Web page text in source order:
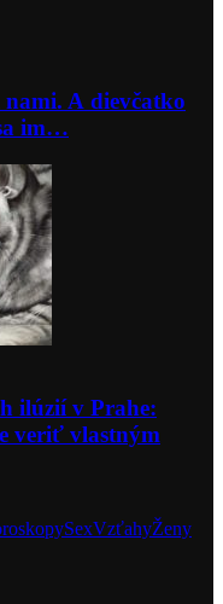
nami. A dievčatko
im…
ilúzií v Prahe:
veriť vlastným
SexVzťahyŽeny